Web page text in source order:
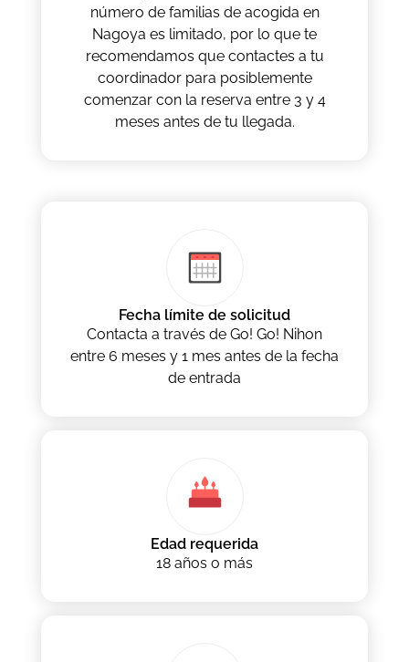
número de familias de acogida en
Nagoya es limitado, por lo que te
recomendamos que contactes a tu
coordinador para posiblemente
comenzar con la reserva entre 3 y 4
meses antes de tu llegada.
Fecha límite de solicitud
Contacta a través de Go! Go! Nihon
entre 6 meses y 1 mes antes de la fecha
de entrada
Edad requerida
18 años o más